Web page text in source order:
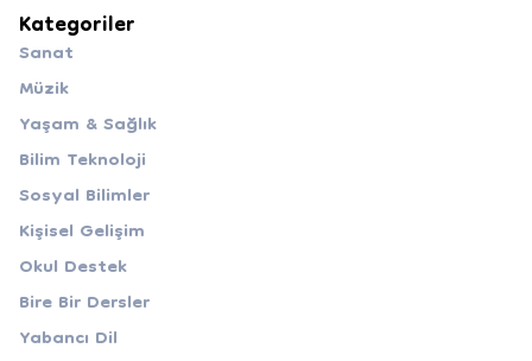
Kategoriler
Sanat
Müzik
Yaşam & Sağlık
Bilim Teknoloji
Sosyal Bilimler
Kişisel Gelişim
Okul Destek
Bire Bir Dersler
Yabancı Dil